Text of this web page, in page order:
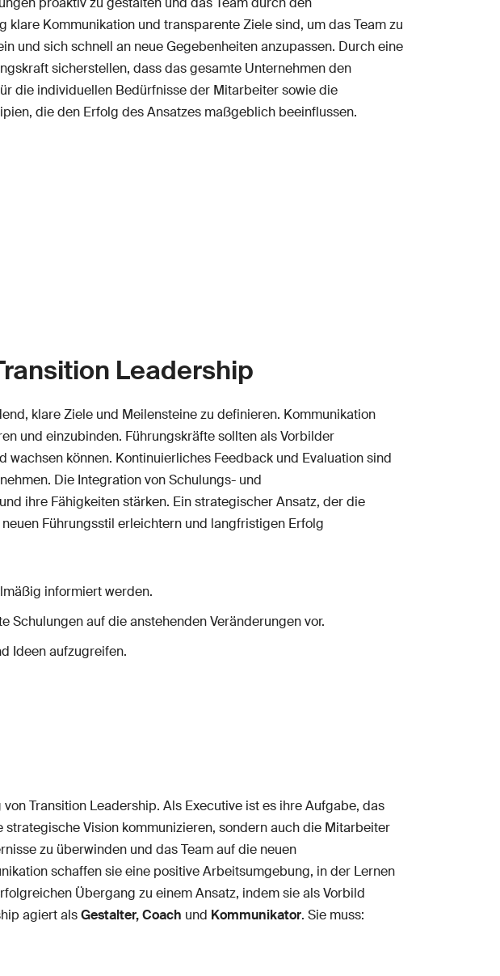
Kommunikation und transparente Ziele sind, um das Team zu
und sich schnell an neue Gegebenheiten anzupassen. Durch eine
sicherstellen, dass das gesamte Unternehmen den
die individuellen Bedürfnisse der Mitarbeiter sowie die
die den Erfolg des Ansatzes maßgeblich beeinflussen.
Leadership
klare Ziele und Meilensteine zu definieren. Kommunikation
und einzubinden. Führungskräfte sollten als Vorbilder
können. Kontinuierliches Feedback und Evaluation sind
Die Integration von Schulungs- und
ihre Fähigkeiten stärken. Ein strategischer Ansatz, der die
Führungsstil erleichtern und langfristigen Erfolg
informiert werden.
Schulungen auf die anstehenden Veränderungen vor.
Ideen aufzugreifen.
Transition Leadership. Als Executive ist es ihre Aufgabe, das
Vision kommunizieren, sondern auch die Mitarbeiter
zu überwinden und das Team auf die neuen
schaffen sie eine positive Arbeitsumgebung, in der Lernen
Übergang zu einem Ansatz, indem sie als Vorbild
agiert alsGestalter, Coach und Kommunikator. Sie muss: